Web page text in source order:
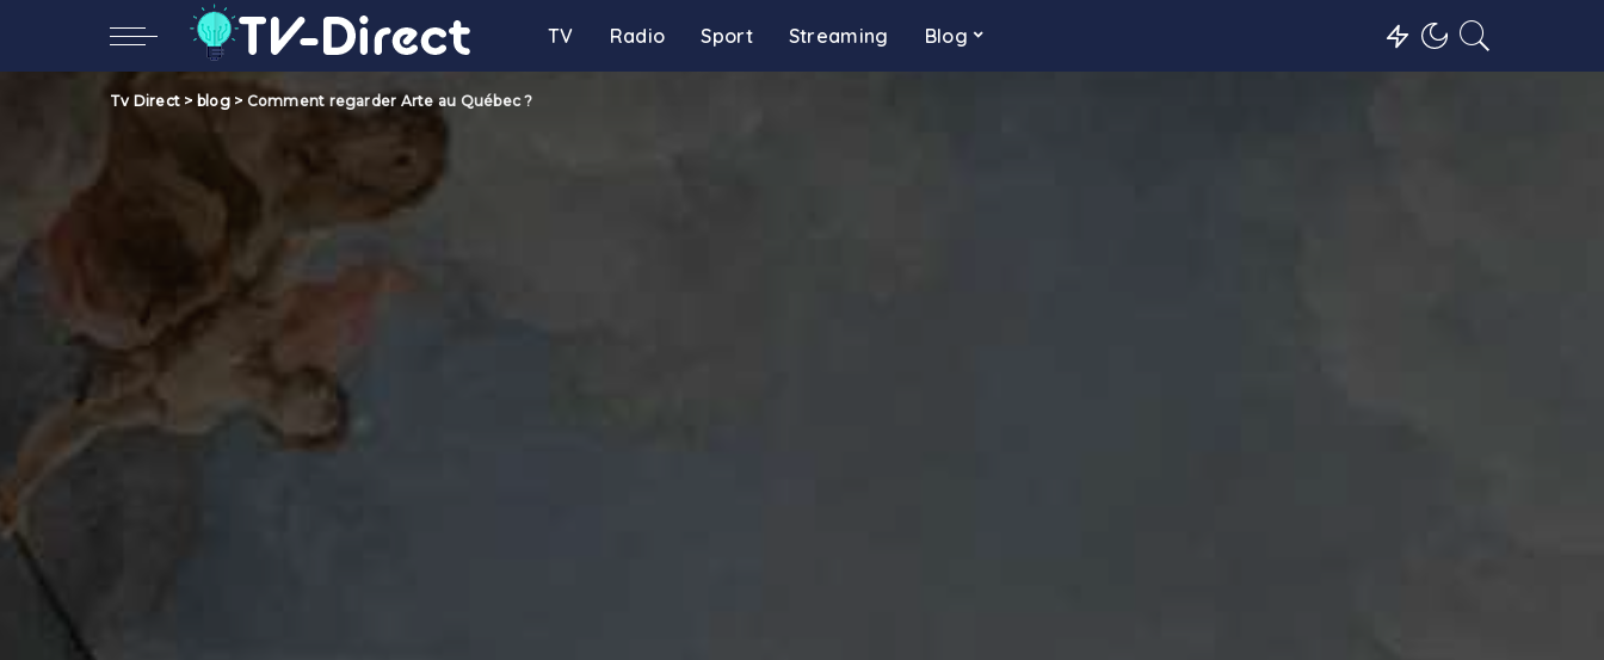
TV Radio Sport Streaming Blog
Tv Direct > blog> Comment regarder Arte au Québec ?